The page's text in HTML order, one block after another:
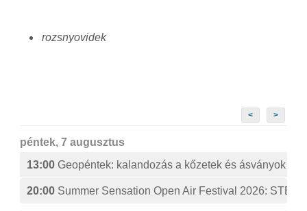
rozsnyovidek
< >
péntek, 7 augusztus
13:00 Geopéntek: kalandozás a kőzetek és ásványok
20:00 Summer Sensation Open Air Festival 2026: